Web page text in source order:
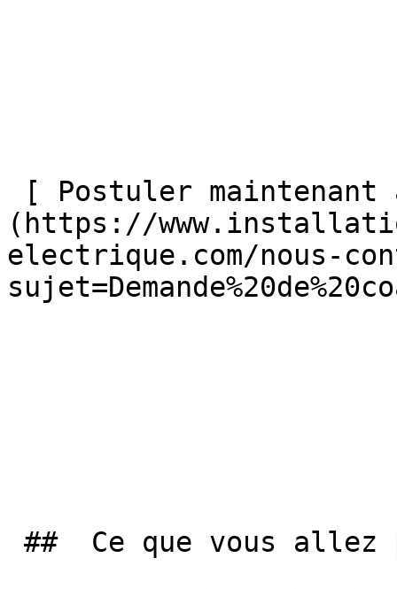
(https://
electrique.com/nous-